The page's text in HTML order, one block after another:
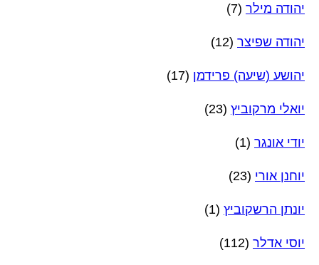
יהודה מילר (7)
יהודה שפיצר (12)
יהושע (שיעה) פרידמן (17)
יואלי מרקוביץ (23)
יודי אונגר (1)
יוחנן אורי (23)
יונתן הרשקוביץ (1)
יוסי אדלר (112)